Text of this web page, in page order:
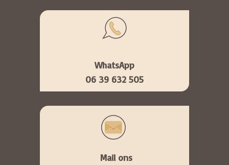
WhatsApp
06 39 632 505
Mail ons